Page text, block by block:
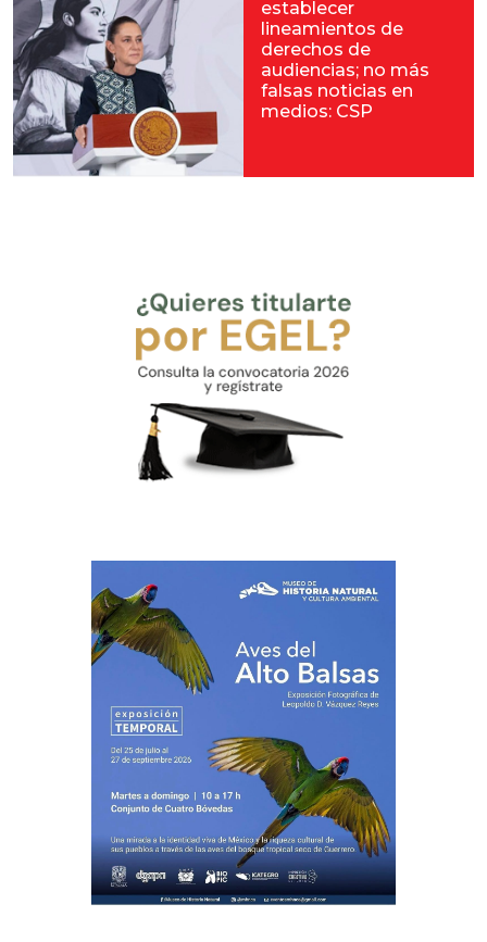
establecer
lineamientos de
derechos de
audiencias; no más
falsas noticias en
medios: CSP